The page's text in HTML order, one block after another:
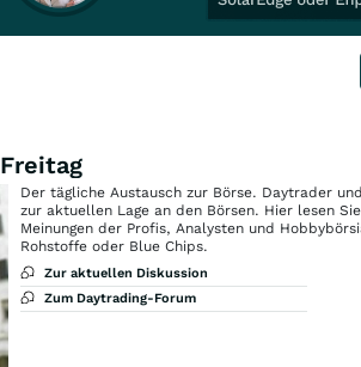
Der tägliche Austausch zur Börse. Daytrader
zur aktuellen Lage an den Börsen. Hier lesen
Meinungen der Profis, Analysten und
Rohstoffe oder Blue Chips.
Zur aktuellen Diskussion
Zum Daytrading-Forum